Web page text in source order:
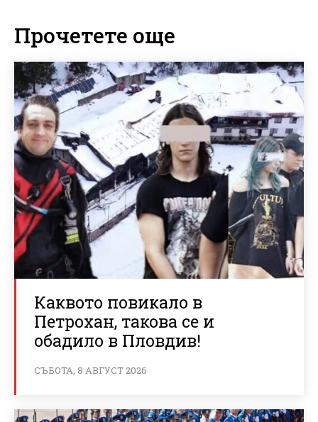
Прочетете още
Каквото повикало в
Петрохан, такова се и
обадило в Пловдив!
СЪБОТА, 8 АВГУСТ 2026